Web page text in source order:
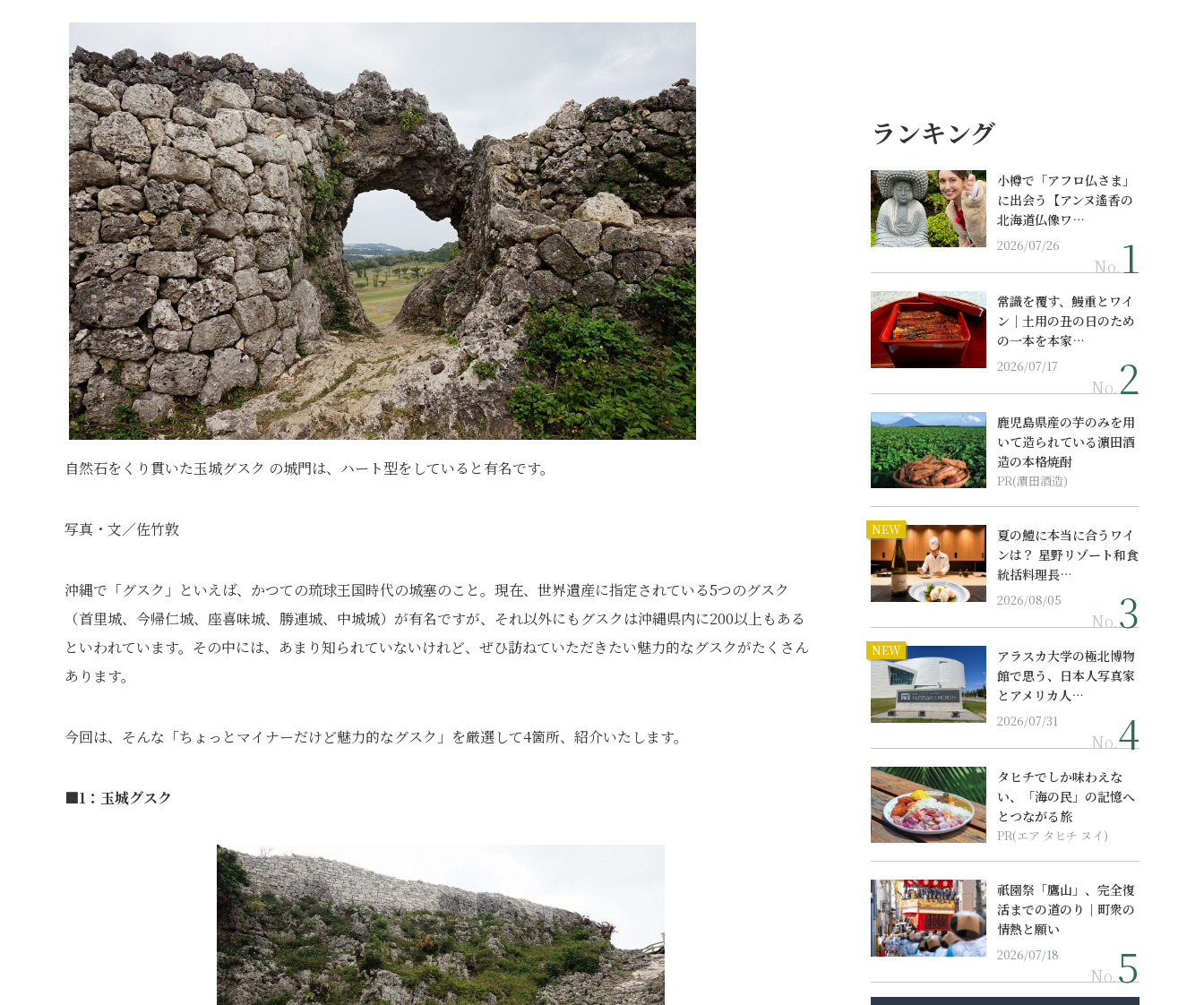
自然石をくり貫いた玉城グスク の城門は、ハート型をしていると有名です。
写真・文／佐竹敦
沖縄で「グスク」といえば、かつての琉球王国時代の城塞のこと。現在、世界遺産に指定されている5つのグスク
（首里城、今帰仁城、座喜味城、勝連城、中城城）が有名ですが、それ以外にもグスクは沖縄県内に200以上もある
といわれています。その中には、あまり知られていないけれど、ぜひ訪ねていただきたい魅力的なグスクがたくさん
あります。
今回は、そんな「ちょっとマイナーだけど魅力的なグスク」を厳選して4箇所、紹介いたします。
■1：玉城グスク
ランキング
小樽で「アフロ仏さま」
に出会う【アンヌ遙香の
北海道仏像ワ…
2026/07/26
No.
常識を覆す、鰻重とワイ
ン｜土用の丑の日のため
の一本を本家…
2026/07/17
No.
鹿児島県産の芋のみを用
いて造られている濵田酒
造の本格焼酎
PR(濵田酒造)
NEW
夏の鱧に本当に合うワイ
ンは？ 星野リゾート和食
統括料理長…
2026/08/05
No.
NEW
アラスカ大学の極北博物
館で思う、日本人写真家
とアメリカ人…
2026/07/31
No.
タヒチでしか味わえな
い、「海の民」の記憶へ
とつながる旅
PR(エア タヒチ ヌイ)
祇園祭「鷹山」、完全復
活までの道のり｜町衆の
情熱と願い
2026/07/18
No.